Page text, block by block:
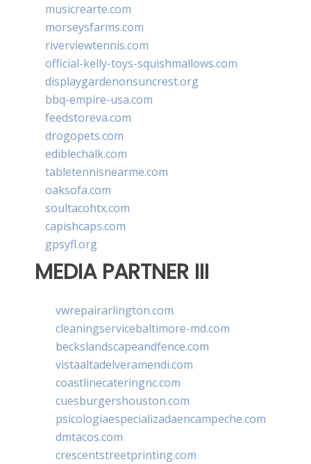
musicrearte.com
morseysfarms.com
riverviewtennis.com
official-kelly-toys-squishmallows.com
displaygardenonsuncrest.org
bbq-empire-usa.com
feedstoreva.com
drogopets.com
ediblechalk.com
tabletennisnearme.com
oaksofa.com
soultacohtx.com
capishcaps.com
gpsyfl.org
MEDIA PARTNER III
vwrepairarlington.com
cleaningservicebaltimore-md.com
beckslandscapeandfence.com
vistaaltadelveramendi.com
coastlinecateringnc.com
cuesburgershouston.com
psicologiaespecializadaencampeche.com
dmtacos.com
crescentstreetprinting.com